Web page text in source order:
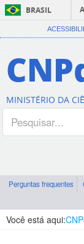
BRASIL
MINISTÉRIO DA
Perguntas frequentes
Você está aqui: